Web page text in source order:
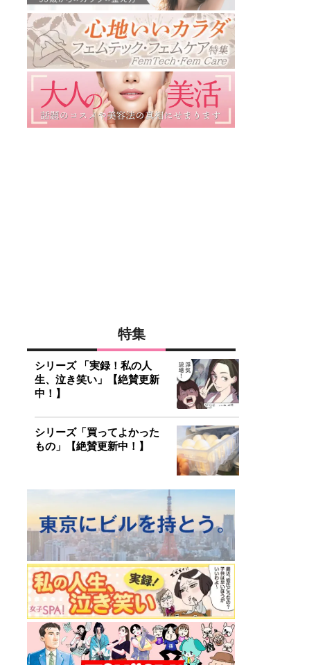
特集
シリーズ 「実録！私の人
生、泣き笑い」【絶賛更新
中！】
シリーズ「買ってよかった
もの」【絶賛更新中！】